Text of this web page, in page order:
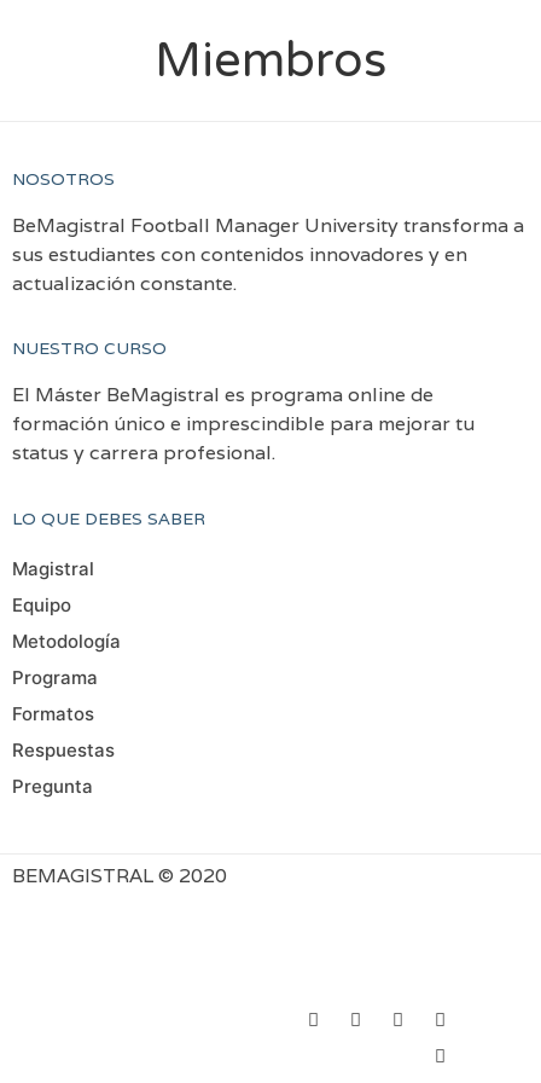
Miembros
NOSOTROS
BeMagistral Football Manager University transforma a
sus estudiantes con contenidos innovadores y en
actualización constante.
NUESTRO CURSO
El Máster BeMagistral es programa online de
formación único e imprescindible para mejorar tu
status y carrera profesional.
LO QUE DEBES SABER
Magistral
Equipo
Metodología
Programa
Formatos
Respuestas
Pregunta
BEMAGISTRAL © 2020